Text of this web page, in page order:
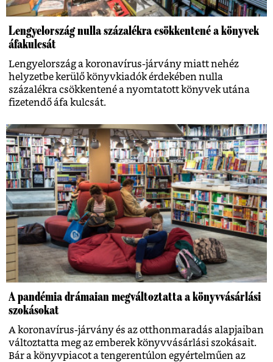
Lengyelország nulla százalékra csökkentené a könyvek
áfakulcsát
Lengyelország a koronavírus-járvány miatt nehéz
helyzetbe kerülő könyvkiadók érdekében nulla
százalékra csökkentené a nyomtatott könyvek utána
fizetendő áfa kulcsát.
A pandémia drámaian megváltoztatta a könyvvásárlási
szokásokat
A koronavírus-járvány és az otthonmaradás alapjaiban
változtatta meg az emberek könyvvásárlási szokásait.
Bár a könyvpiacot a tengerentúlon egyértelműen az